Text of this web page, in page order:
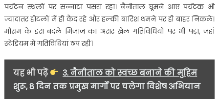
गिरा….
पर्यटन स्थलों पर सन्नाटा पसरा रहा। नैनीताल घूमने आए पर्यटक भी
ज्यादातर होटलों में ही कैद रहे और हल्की बारिश थमने पर ही बाहर निकले।
मौसम के इस बदले मिजाज का असर खेल गतिविधियों पर भी पड़ा, जहां
स्टेडियम में गतिविधियां ठप रहीं।
यह भी पढ़ें
3. नैनीताल को स्वच्छ बनाने की मुहिम
शुरू, 8 दिन तक प्रमुख मार्गों पर चलेगा विशेष अभियान